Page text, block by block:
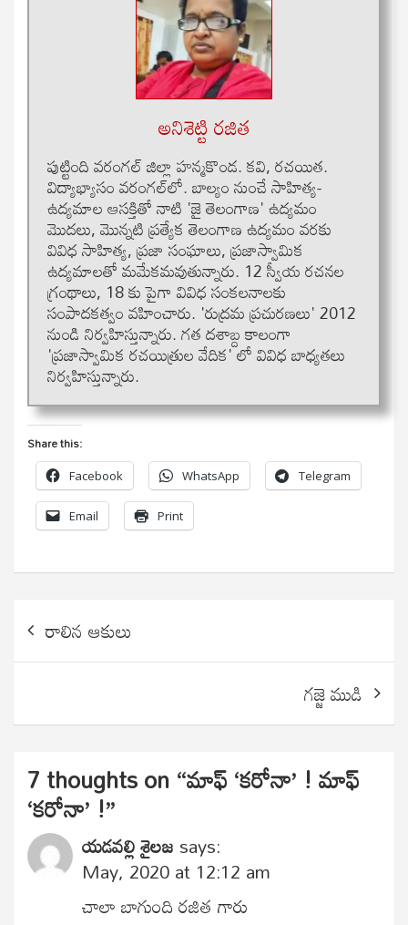
అనిశెట్టి రజిత
పుట్టింది వ‌రంగ‌ల్ జిల్లా హ‌న్మ‌కొండ‌. క‌వి, ర‌చ‌యిత‌.
విద్యాభ్యాసం వ‌రంగ‌ల్‌లో. బాల్యం నుంచే సాహిత్య‌-
ఉద్య‌మాల ఆస‌క్తితో నాటి 'జై తెలంగాణ' ఉద్య‌మం
మొద‌లు, మొన్న‌టి ప్ర‌త్యేక తెలంగాణ ఉద్య‌మం వ‌ర‌కు
వివిధ సాహిత్య, ప్ర‌జా సంఘాలు, ప్ర‌జాస్వామిక‌
ఉద్య‌మాల‌తో మ‌మేక‌మ‌వుతున్నారు. 12 స్వీయ ర‌చ‌న‌ల
గ్రంథాలు, 18 కు పైగా వివిధ సంక‌ల‌నాల‌కు
సంపాద‌క‌త్వం వ‌హించారు. 'రుద్రమ ప్రచురణలు' 2012
నుండి నిర్వహిస్తున్నారు. గత దశాబ్ద కాలంగా
'ప్ర‌జాస్వామిక ర‌చ‌యిత్రుల వేదిక' లో వివిధ బాధ్యతలు
నిర్వహిస్తున్నారు.
Share this:
Facebook WhatsApp Telegram
Email Print
navigation
రాలిన ఆకులు
గజ్జె ముడి
7 thoughts on “మాఫ్ ‘కరోనా’ ! మాఫ్
‘కరోనా’ !”
యడవల్లి శైలజ says:
May, 2020 at 12:12 am
చాలా బాగుంది రజిత గారు